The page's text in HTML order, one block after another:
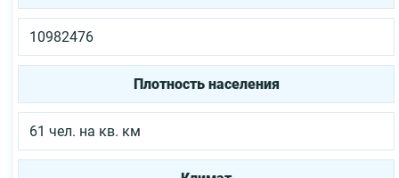
10982476
Плотность населения
61 чел. на кв. км